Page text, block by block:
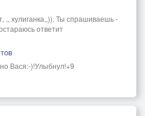
,, хулиганка,,)). Ты спрашиваешь -
ответит
Вася:-)!Улыбнул!+9